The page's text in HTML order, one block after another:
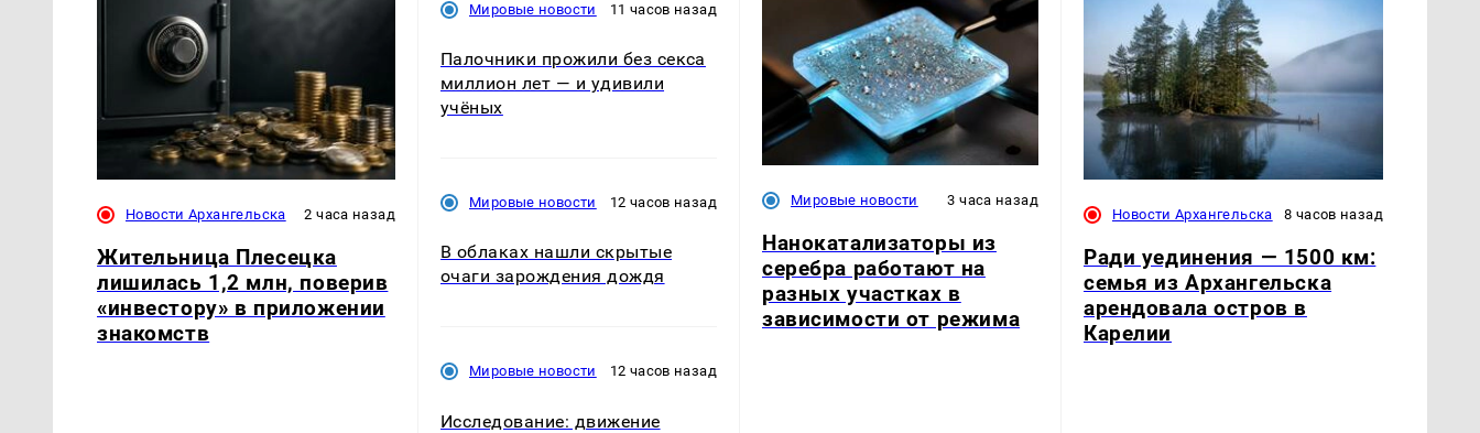
Новости Архангельска 2 часа назад
Жительница Плесецка
лишилась 1,2 млн, поверив
«инвестору» в приложении
знакомств
Мировые новости 11 часов назад
Палочники прожили без секса
миллион лет — и удивили
учёных
Мировые новости 12 часов назад
В облаках нашли скрытые
очаги зарождения дождя
Мировые новости 12 часов назад
Исследование: движение
Мировые новости 3 часа назад
Нанокатализаторы из
серебра работают на
разных участках в
зависимости от режима
Новости Архангельска 8 часов назад
Ради уединения — 1500 км:
семья из Архангельска
арендовала остров в
Карелии